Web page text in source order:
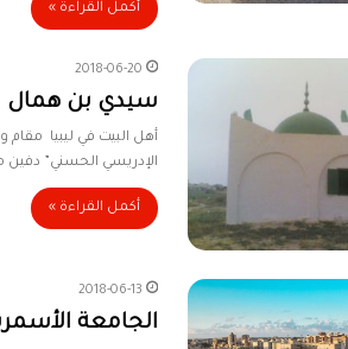
أكمل القراءة »
2018-06-20
سيدي بن همال
أهل البيت في ليبيا
الإدريسي الحسني”
أكمل القراءة »
2018-06-13
الجامعة